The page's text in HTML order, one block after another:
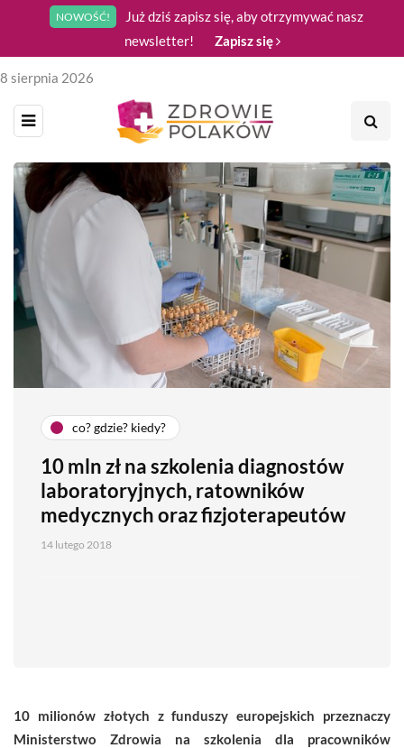
NOWOŚĆ!
Już dziś zapisz się, aby otrzymywać nasz
newsletter!
Zapisz się
8 sierpnia 2026
co? gdzie? kiedy?
10 mln zł na szkolenia diagnostów
laboratoryjnych, ratowników
medycznych oraz fizjoterapeutów
14 lutego 2018
10 milionów złotych z funduszy europejskich przeznaczy
Ministerstwo Zdrowia na szkolenia dla pracowników